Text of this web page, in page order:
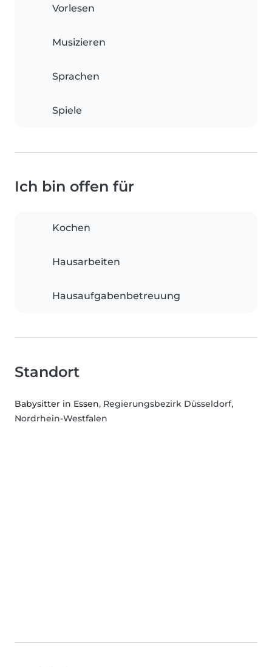
Vorlesen
Musizieren
Sprachen
Spiele
Ich bin offen für
Kochen
Hausarbeiten
Hausaufgabenbetreuung
Standort
Babysitter in Essen, Regierungsbezirk Düsseldorf,
Nordrhein-Westfalen